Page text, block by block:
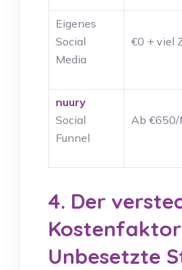
Eigenes
Social
Media
€0 + viel
nuury
Social
Funnel
Ab
4. Der
Unbesetzte